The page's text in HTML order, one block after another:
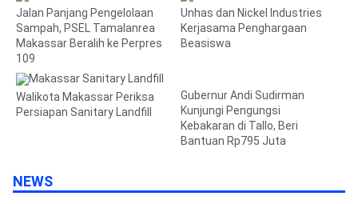
Jalan Panjang Pengelolaan
Sampah, PSEL Tamalanrea
Makassar Beralih ke Perpres
109
Unhas dan Nickel Industries
Kerjasama Penghargaan
Beasiswa
Walikota Makassar Periksa
Persiapan Sanitary Landfill
Gubernur Andi Sudirman
Kunjungi Pengungsi
Kebakaran di Tallo, Beri
Bantuan Rp795 Juta
NEWS